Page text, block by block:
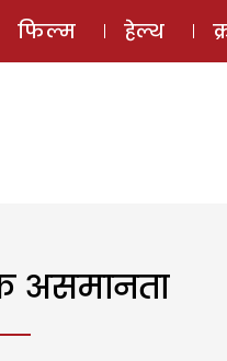
ई-मैगज़ीन
फिल्म हेल्थ
असमानता